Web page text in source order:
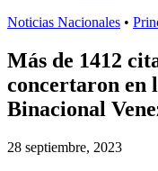
Noticias Nacionales •
Más de 1412
concertaron en
Binacional
28 septiembre, 2023